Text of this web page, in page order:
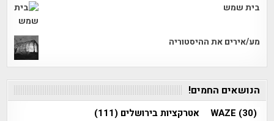
בית שמש
מע/אירים את ההיסטוריה
הנושאים החמים!
WAZE (30) אטרקציות בירושלים (111)